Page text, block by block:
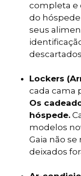
completa e
do
seus
Lockers
cada cama
Os
hóspede.
modelos
Gaia não
deixados